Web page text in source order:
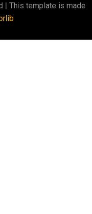
| This template is made